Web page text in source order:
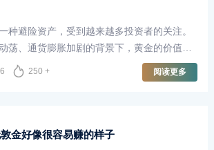
种避险资产，受到越来越多投资者的关注。
荡、通货膨胀加剧的背景下，黄金的价值愈
国际市场上交易的现货黄金，因其流动性
了众多投资者的首选。那么，如果伦敦金价
250 + 阅读更多
金好像很容易赚的样子